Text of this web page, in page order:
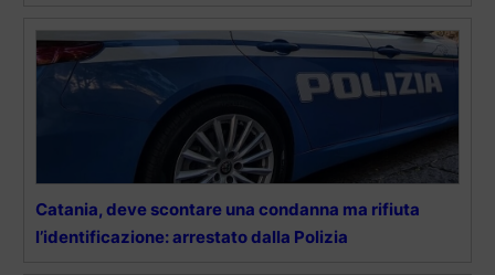
Catania, deve scontare una condanna ma rifiuta
l’identificazione: arrestato dalla Polizia